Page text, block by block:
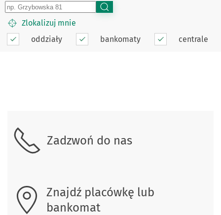
Zlokalizuj mnie
oddziały
bankomaty centrale
Zadzwoń do nas
Znajdź placówkę lub
bankomat